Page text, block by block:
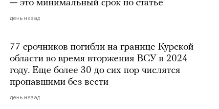
— это минимальный срок по статье
день назад
77 срочников погибли на границе Курской
области во время вторжения ВСУ в 2024
году. Еще более 30 до сих пор числятся
пропавшими без вести
день назад